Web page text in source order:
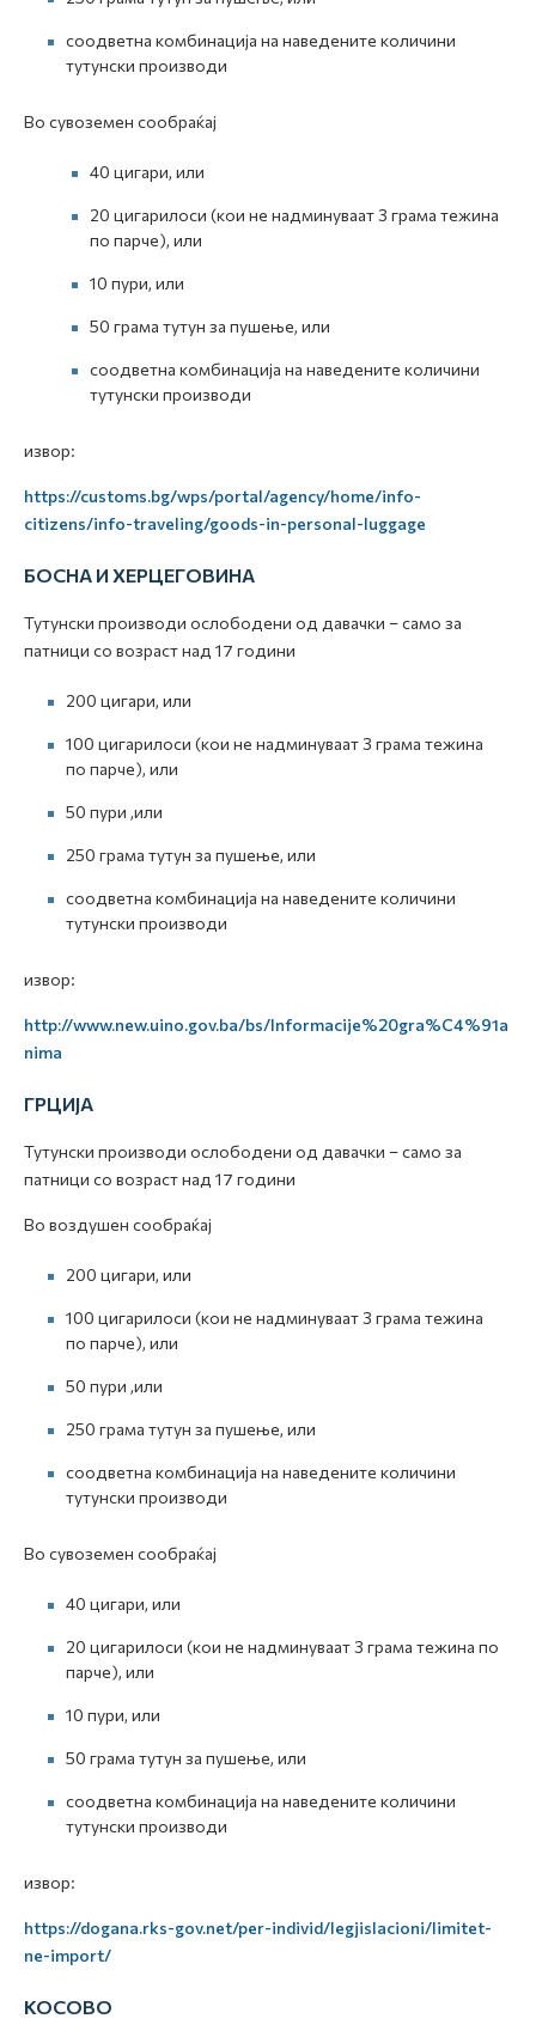
соодветна комбинација на наведените количини
тутунски производи
Во сувоземен сообраќај
40 цигари, или
20 цигарилоси (кои не надминуваат 3 грама тежина
по парче), или
10 пури, или
50 грама тутун за пушење, или
соодветна комбинација на наведените количини
тутунски производи
извор:
https://customs.bg/wps/portal/agency/home/info-
citizens/info-traveling/goods-in-personal-luggage
БОСНА И ХЕРЦЕГОВИНА
Тутунски производи ослободени од давачки – само за
патници со возраст над 17 години
200 цигари, или
100 цигарилоси (кои не надминуваат 3 грама тежина
по парче), или
50 пури ,или
250 грама тутун за пушење, или
соодветна комбинација на наведените количини
тутунски производи
извор:
http://www.new.uino.gov.ba/bs/Informacije%20gra%C4%91a
nima
ГРЦИЈА
Тутунски производи ослободени од давачки – само за
патници со возраст над 17 години
Во воздушен сообраќај
200 цигари, или
100 цигарилоси (кои не надминуваат 3 грама тежина
по парче), или
50 пури ,или
250 грама тутун за пушење, или
соодветна комбинација на наведените количини
тутунски производи
Во сувоземен сообраќај
40 цигари, или
20 цигарилоси (кои не надминуваат 3 грама тежина по
парче), или
10 пури, или
50 грама тутун за пушење, или
соодветна комбинација на наведените количини
тутунски производи
извор:
https://dogana.rks-gov.net/per-individ/legjislacioni/limitet-
ne-import/
КОСОВО